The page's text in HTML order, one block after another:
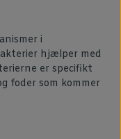
i
hjælper med
er specifikt
foder som kommer